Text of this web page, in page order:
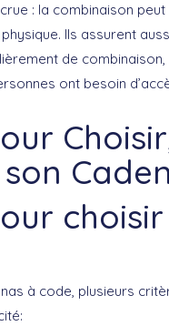
: la combinaison
Ils assurent
de
ont besoin
à code, plusieurs